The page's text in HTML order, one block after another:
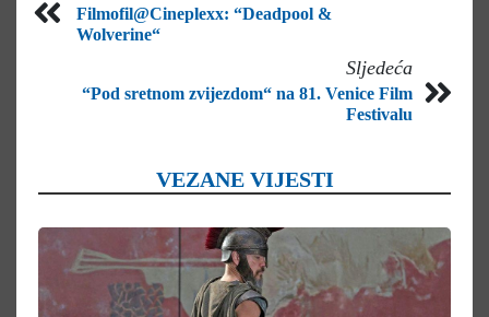
Filmofil@Cineplexx: “Deadpool &
Wolverine“
Sljedeća
“Pod sretnom zvijezdom“ na 81. Venice Film
Festivalu
VEZANE VIJESTI